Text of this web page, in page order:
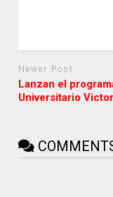
Newer Post
Lanzan el
Universitario